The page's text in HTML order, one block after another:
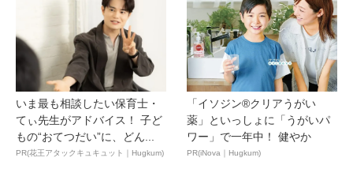
いま最も相談したい保育士・
てぃ先生がアドバイス！ 子ど
もの“おてつだい”に、どん...
PR(花王アタックキュキュット｜Hugkum)
「イソジン®クリアうがい
薬」といっしょに「うがいパ
ワー」で一年中！ 健やか
PR(iNova｜Hugkum)